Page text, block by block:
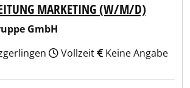
MARKETING (W/M/D)
GmbH
Vollzeit Keine Angabe